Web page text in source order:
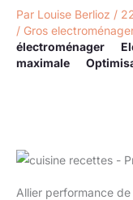
Par Louise Berlioz /
/ Gros
électroménager
maximale
Allier performance